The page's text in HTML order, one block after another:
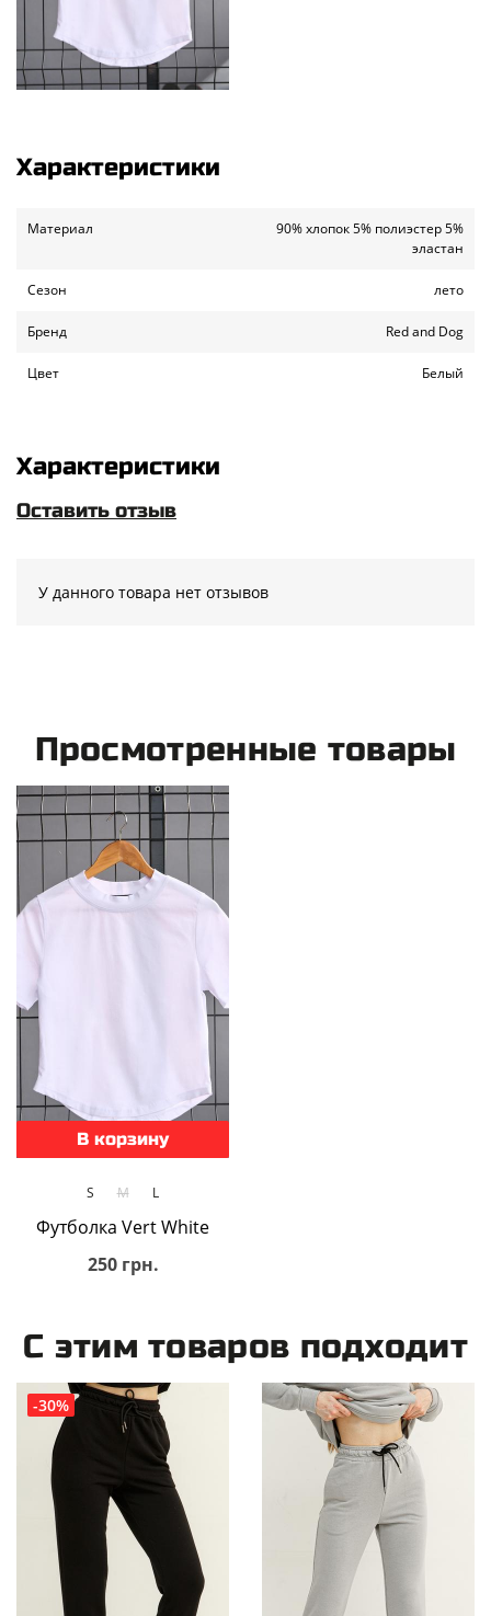
Характеристики
Материал
90% хлопок 5% полиэстер 5%
эластан
Сезон лето
Бренд Red and Dog
Цвет Белый
Характеристики
Оставить отзыв
У данного товара нет отзывов
Просмотренные товары
В корзину
S M L
Футболка Vert White
250 грн.
С этим товаров подходит
-30%